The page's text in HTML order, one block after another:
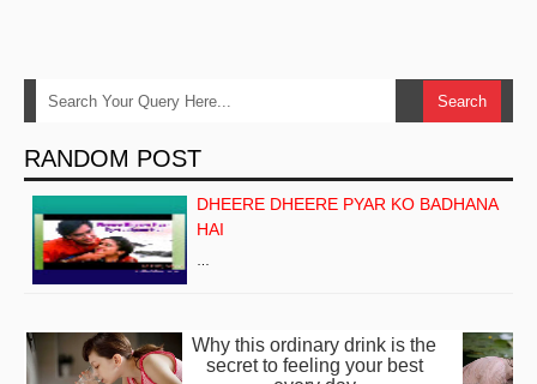
RANDOM POST
DHEERE DHEERE PYAR KO BADHANA
HAI
…